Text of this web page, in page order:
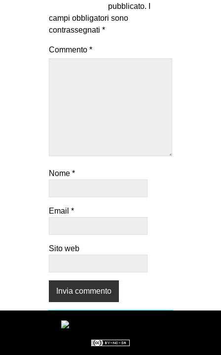
pubblicato.
campi obbligatori sono
contrassegnati *
Commento *
Nome *
Email *
Sito web